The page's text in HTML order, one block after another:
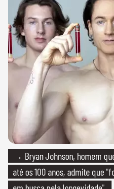
→ Bryan Johnson, homem
até os 100 anos, admite que